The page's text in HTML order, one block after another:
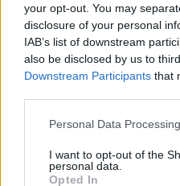
your opt-out. You may
disclosure of your personal
IAB’s list of downstream
also be disclosed by us to
Downstream Participants that
Personal Data
I want to opt-out of the
personal data.
Opted In
30 April 2023
lissy_kindundcooleygefällt dies.
schlomil
Lebende Forenlegende